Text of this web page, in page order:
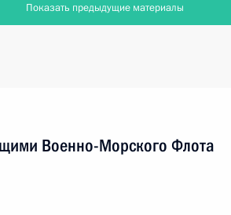
Показать предыдущие материалы
Военно-Морского Флота